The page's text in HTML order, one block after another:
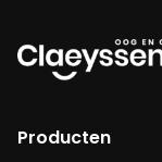
Producten